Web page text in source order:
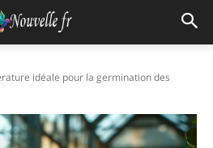
idéale pour la germination des